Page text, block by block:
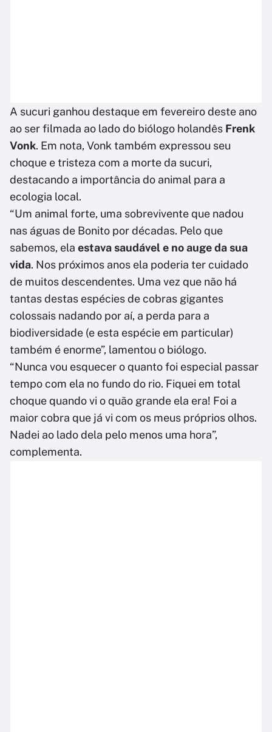
A sucuri ganhou destaque em fevereiro deste ano
ao ser filmada ao lado do biólogo holandês Frenk
Vonk. Em nota, Vonk também expressou seu
choque e tristeza com a morte da sucuri,
destacando a importância do animal para a
ecologia local.
“Um animal forte, uma sobrevivente que nadou
nas águas de Bonito por décadas. Pelo que
sabemos, ela estava saudável e no auge da sua
vida. Nos próximos anos ela poderia ter cuidado
de muitos descendentes. Uma vez que não há
tantas destas espécies de cobras gigantes
colossais nadando por aí, a perda para a
biodiversidade (e esta espécie em particular)
também é enorme”, lamentou o biólogo.
“Nunca vou esquecer o quanto foi especial passar
tempo com ela no fundo do rio. Fiquei em total
choque quando vi o quão grande ela era! Foi a
maior cobra que já vi com os meus próprios olhos.
Nadei ao lado dela pelo menos uma hora”,
complementa.